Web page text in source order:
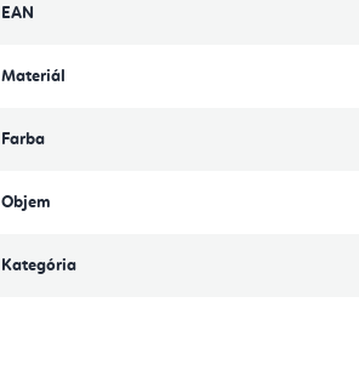
EAN
Materiál
Farba
Objem
Kategória